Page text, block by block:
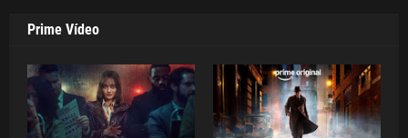
Prime Vídeo